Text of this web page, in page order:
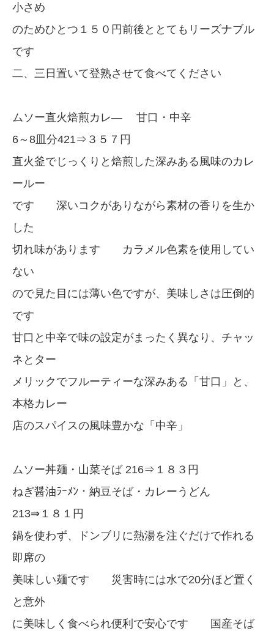
小さめ
のためひとつ１５０円前後ととてもリーズナブル
です
二、三日置いて登熟させて食べてください
ムソー直火焙煎カレ― 甘口・中辛
6～8皿分421⇒３５７円
直火釜でじっくりと焙煎した深みある風味のカレ
ールー
です 深いコクがありながら素材の香りを生か
した
切れ味があります カラメル色素を使用してい
ない
ので見た目には薄い色ですが、美味しさは圧倒的
です
甘口と中辛で味の設定がまったく異なり、チャッ
ネとター
メリックでフルーティーな深みある「甘口」と、
本格カレー
店のスパイスの風味豊かな「中辛」
ムソー丼麺・山菜そば 216⇒１８３円
ねぎ醤油ﾗｰﾒﾝ・納豆そば・カレーうどん
213⇒１８１円
鍋を使わず、ドンブリに熱湯を注ぐだけで作れる
即席の
美味しい麺です 災害時には水で20分ほど置く
と意外
に美味しく食べられ便利で安心です 国産そば